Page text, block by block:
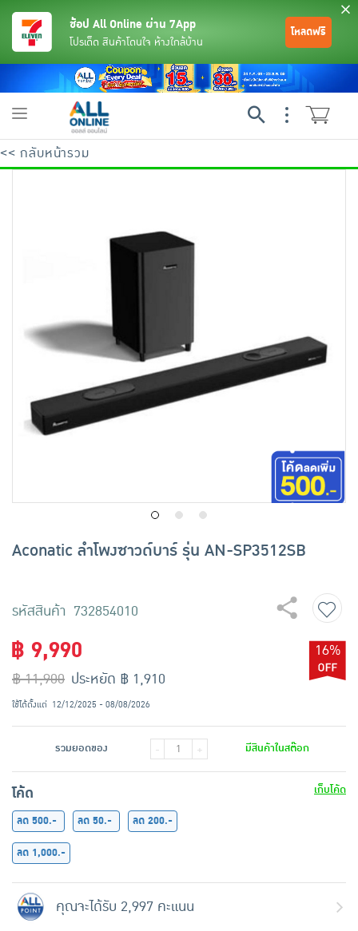
เครื่องดื่มและผงชงดื่ม
ขนมขบเคี้ยว และช็อคโกแลต
มือถือ
พระเครื่อง test pop
ช้อป All Online ผ่าน 7App
โปรเด็ด สินค้าโดนใจ ห้างใกล้บ้าน
โหลดฟรี
Toggle
<< กลับหน้ารวม
Aconatic ลำโพงซาวด์บาร์ รุ่น AN-SP3512SB
รหัสสินค้า 732854010
฿ 9,990
฿ 11,900
16%
ประหยัด ฿ 1,910
ใช้ได้ตั้งแต่ 12/12/2025 - 08/08/2026
รวมยอดของ - + มีสินค้าในสต๊อก
โค้ด
เก็บโค้ด
ลด 500.-
ลด 50.-
ลด 200.-
ลด 1,000.-
คุณจะได้รับ 2,997 คะแนน